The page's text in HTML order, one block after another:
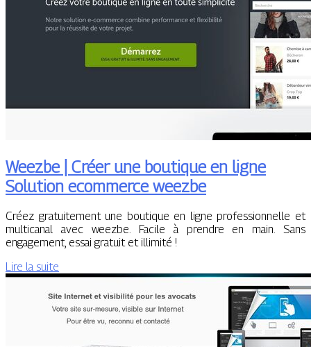
Weezbe | Créer une boutique en ligne
Solution ecommerce weezbe
Créez gratuitement une boutique en ligne professionnelle et
multicanal avec weezbe. Facile à prendre en main. Sans
engagement, essai gratuit et illimité !
Lire la suite